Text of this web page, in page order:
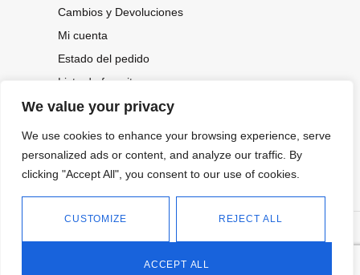
We value your privacy
We use cookies to enhance your browsing experience, serve
personalized ads or content, and analyze our traffic. By
clicking "Accept All", you consent to our use of cookies.
CUSTOMIZE REJECT ALL
ACCEPT ALL
Cambios y Devoluciones
Mi cuenta
Estado del pedido
Lista de favoritos
CONOCE NUESTRAS NOVEDADES,
OFERTAS...
2026.